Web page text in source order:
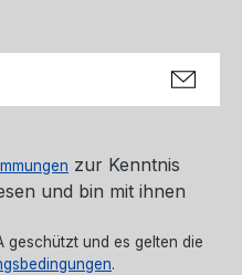
zur Kenntnis
und bin mit ihnen
geschützt und es gelten die
.